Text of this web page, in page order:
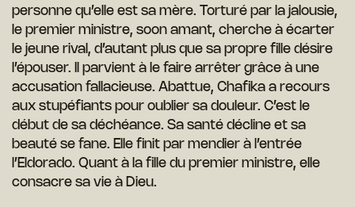
personne qu’elle est sa mère. Torturé par la jalousie,
le premier ministre, soon amant, cherche à écarter
le jeune rival, d’autant plus que sa propre fille désire
l’épouser. Il parvient à le faire arrêter grâce à une
accusation fallacieuse. Abattue, Chafika a recours
aux stupéfiants pour oublier sa douleur. C’est le
début de sa déchéance. Sa santé décline et sa
beauté se fane. Elle finit par mendier à l’entrée
l’Eldorado. Quant à la fille du premier ministre, elle
consacre sa vie à Dieu.